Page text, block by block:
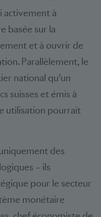
activement à
basée sur la
et à ouvrir de
Parallèlement, le
national qu’un
suisses et émis à
utilisation pourrait
des
– ils
pour le secteur
monétaire